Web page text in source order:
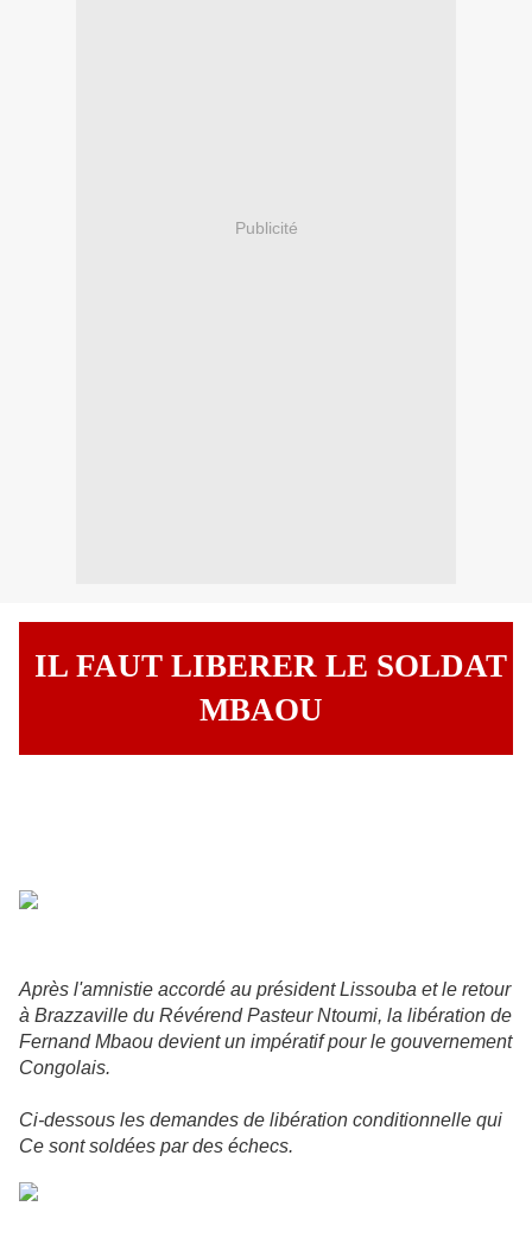
Publicité
IL FAUT LIBERER LE SOLDAT
MBAOU
Après l'amnistie accordé au président Lissouba et le retour
à Brazzaville du Révérend Pasteur Ntoumi, la libération de
Fernand Mbaou devient un impératif pour le gouvernement
Congolais.
Ci-dessous les demandes de libération conditionnelle qui
Ce sont soldées par des échecs.